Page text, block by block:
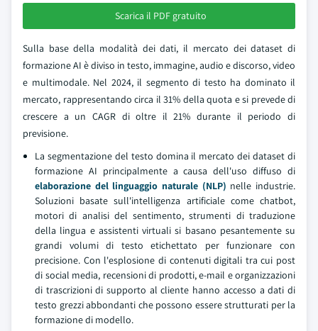
Scarica il PDF gratuito
Sulla base della modalità dei dati, il mercato dei dataset di
formazione AI è diviso in testo, immagine, audio e discorso, video
e multimodale. Nel 2024, il segmento di testo ha dominato il
mercato, rappresentando circa il 31% della quota e si prevede di
crescere a un CAGR di oltre il 21% durante il periodo di
previsione.
La segmentazione del testo domina il mercato dei dataset di
formazione AI principalmente a causa dell'uso diffuso di
elaborazione del linguaggio naturale (NLP) nelle industrie.
Soluzioni basate sull'intelligenza artificiale come chatbot,
motori di analisi del sentimento, strumenti di traduzione
della lingua e assistenti virtuali si basano pesantemente su
grandi volumi di testo etichettato per funzionare con
precisione. Con l'esplosione di contenuti digitali tra cui post
di social media, recensioni di prodotti, e-mail e organizzazioni
di trascrizioni di supporto al cliente hanno accesso a dati di
testo grezzi abbondanti che possono essere strutturati per la
formazione di modello.